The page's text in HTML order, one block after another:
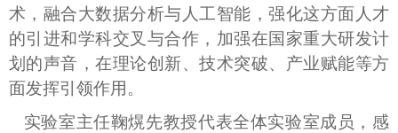
术，融合大数据分析与人工智能，强化这方面人才
的引进和学科交叉与合作，加强在国家重大研发计
划的声音，在理论创新、技术突破、产业赋能等方
面发挥引领作用。
实验室主任鞠熀先教授代表全体实验室成员，感